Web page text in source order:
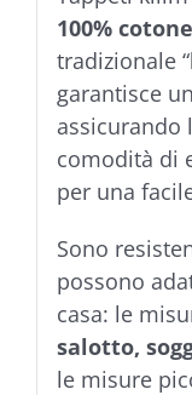
100% cotone
tradizionale “
garantisce
assicurando
comodità di
per una
Sono
possono
casa: le
salotto,
le misure